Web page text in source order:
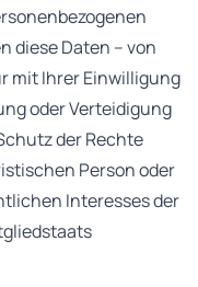
diese Daten – von
mit Ihrer Einwilligung
oder Verteidigung
der Rechte
Person oder
Interesses der